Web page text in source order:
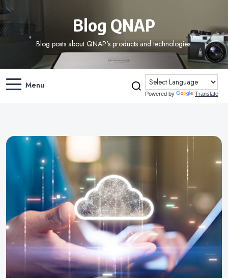
Blog QNAP
Blog posts about QNAP's products and technologies.
Menu
Powered by Translate